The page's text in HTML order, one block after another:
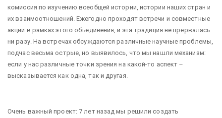
комиссия по изучению всеобщей истории, истории наших стран и
их взаимоотношений. Ежегодно проходят встречи и совместные
акции в рамках этого объединения, и эта традиция не прервалась
ни разу. На встречах обсуждаются различные научные проблемы,
подчас весьма острые, но выявилось, что мы нашли механизм:
если у нас различные точки зрения на какой-то аспект –
высказывается как одна, так и другая.
Очень важный проект: 7 лет назад мы решили создать